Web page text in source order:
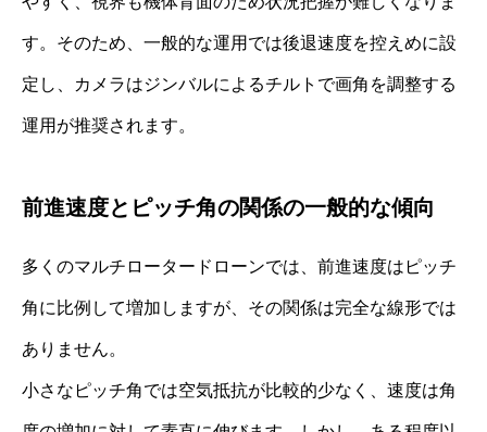
す。そのため、一般的な運用では後退速度を控えめに設
定し、カメラはジンバルによるチルトで画角を調整する
運用が推奨されます。
前進速度とピッチ角の関係の一般的な傾向
多くのマルチロータードローンでは、前進速度はピッチ
角に比例して増加しますが、その関係は完全な線形では
ありません。
小さなピッチ角では空気抵抗が比較的少なく、速度は角